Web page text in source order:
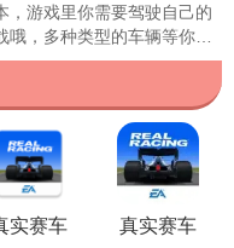
，游戏里你需要驾驶自己的
，多种类型的车辆等你解
最沉浸式的驾驶体验哦，喜
实赛车
真实赛车